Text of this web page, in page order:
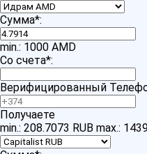
Сумма*:
min.: 1000 AMD
Со счета*:
Верифицированный
Получаете
min.: 208.7073 RUB max.: